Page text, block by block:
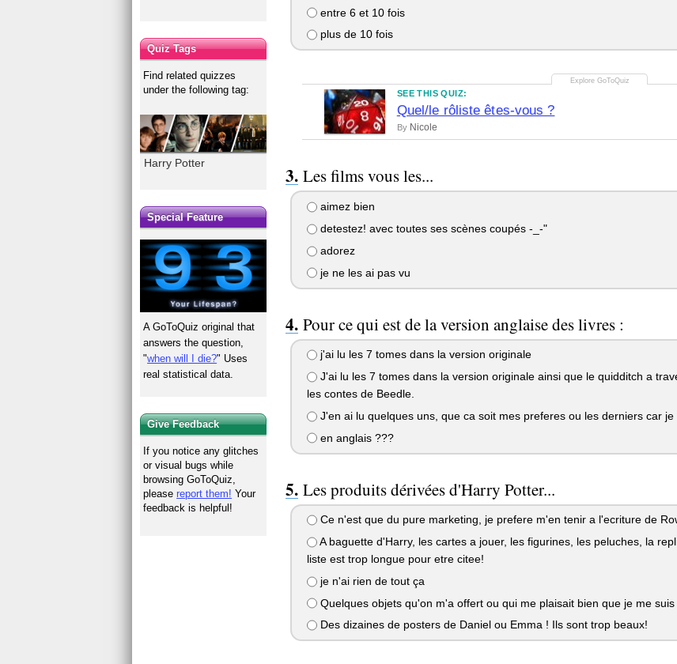
entre 6 et 10 fois
plus de 10 fois
SEE THIS QUIZ:
Quel/le rôliste êtes-vous ?
By Nicole
Les films vous les...
aimez bien
detestez! avec toutes ses scènes coupés -_-"
adorez
je ne les ai pas vu
Pour ce qui est de la version anglaise des livres :
j'ai lu les 7 tomes dans la version originale
J'ai lu les 7 tomes dans la version originale ainsi que le quidditch a
les contes de Beedle.
J'en ai lu quelques uns, que ca soit mes preferes ou les derniers car je
en anglais ???
Les produits dérivées d'Harry Potter...
Ce n'est que du pure marketing, je prefere m'en tenir a l'ecriture de
A baguette d'Harry, les cartes a jouer, les figurines, les peluches, la
liste est trop longue pour etre citee!
je n'ai rien de tout ça
Quelques objets qu'on m'a offert ou qui me plaisait bien que je me suis
Des dizaines de posters de Daniel ou Emma ! Ils sont trop beaux!
Quiz Tags
Find related quizzes
under the following tag:
Harry Potter
Special Feature
A GoToQuiz original that
answers the question,
"when will I die?" Uses
real statistical data.
Give Feedback
If you notice any glitches
or visual bugs while
browsing GoToQuiz,
pleasereport them! Your
feedback is helpful!